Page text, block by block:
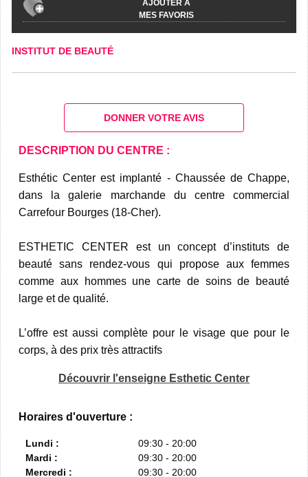
AJOUTER À
MES FAVORIS
INSTITUT DE BEAUTÉ
DONNER VOTRE AVIS
DESCRIPTION DU CENTRE :
Esthétic Center est implanté - Chaussée de Chappe,
dans la galerie marchande du centre commercial
Carrefour Bourges (18-Cher).
ESTHETIC CENTER est un concept d’instituts de
beauté sans rendez-vous qui propose aux femmes
comme aux hommes une carte de soins de beauté
large et de qualité.
L’offre est aussi complète pour le visage que pour le
corps, à des prix très attractifs
Découvrir l'enseigne Esthetic Center
Horaires d'ouverture :
Lundi :
09:30 - 20:00
Mardi :
09:30 - 20:00
Mercredi :
09:30 - 20:00